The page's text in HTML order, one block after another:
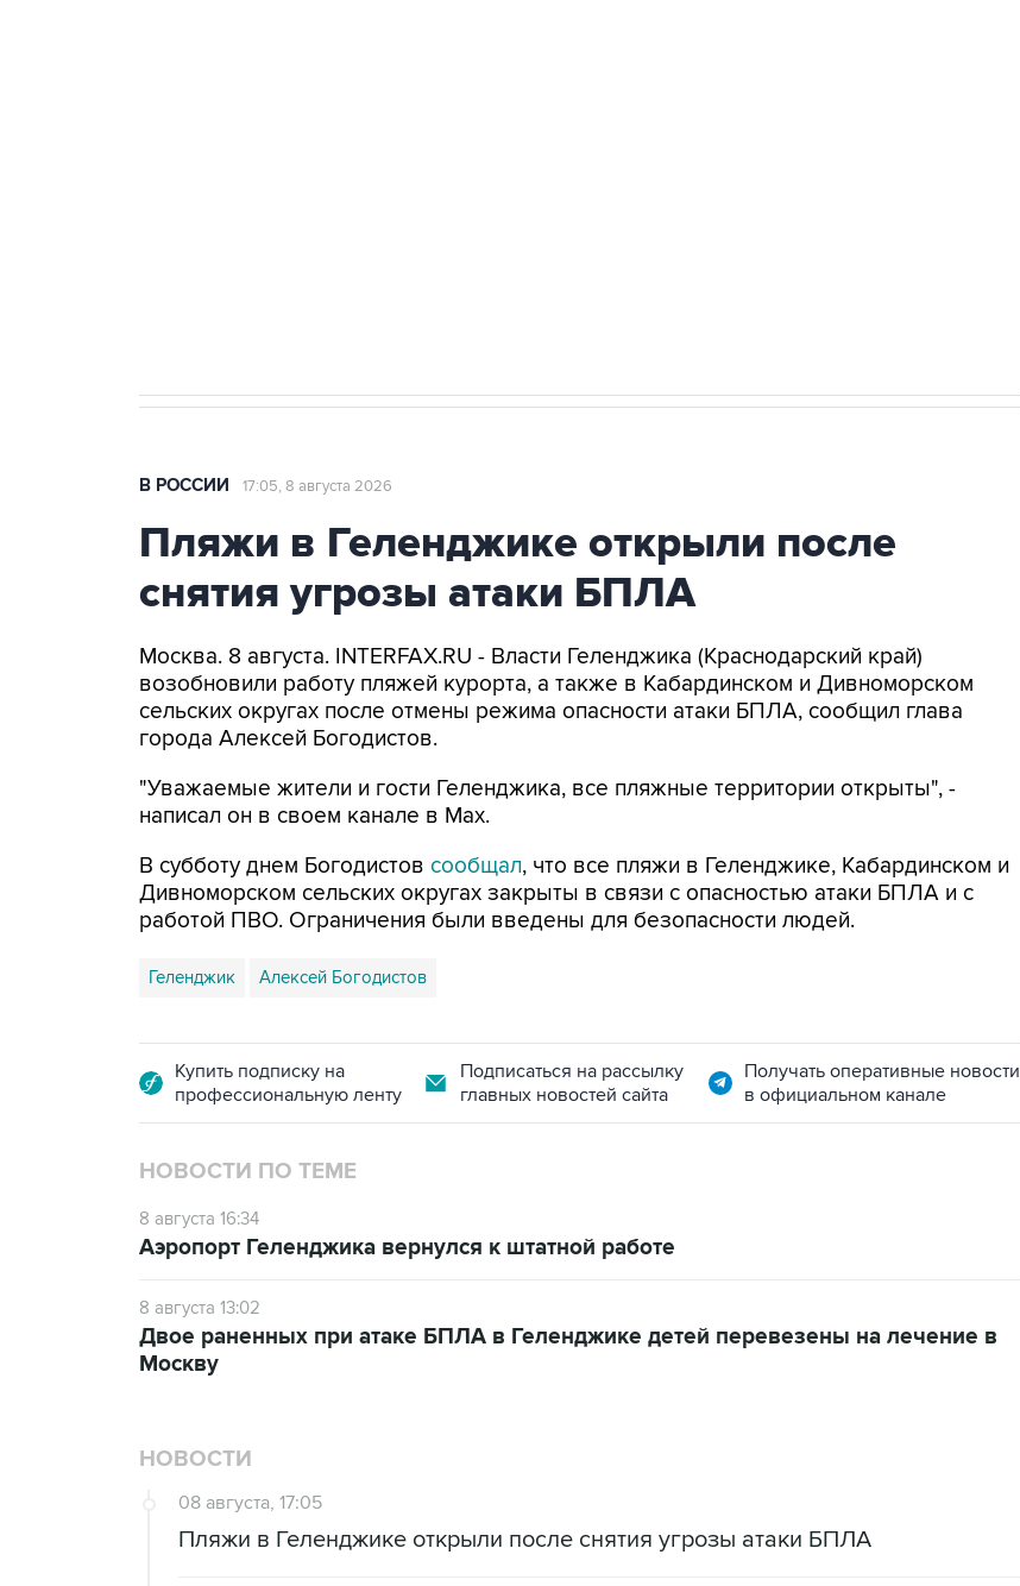
В РОССИИ 17:05, 8 августа 2026
Пляжи в Геленджике открыли после
снятия угрозы атаки БПЛА
Москва. 8 августа. INTERFAX.RU - Власти Геленджика (Краснодарский край)
возобновили работу пляжей курорта, а также в Кабардинском и Дивноморском
сельских округах после отмены режима опасности атаки БПЛА, сообщил глава
города Алексей Богодистов.
"Уважаемые жители и гости Геленджика, все пляжные территории открыты", -
написал он в своем канале в Max.
В субботу днем Богодистов сообщал, что все пляжи в Геленджике, Кабардинском и
Дивноморском сельских округах закрыты в связи с опасностью атаки БПЛА и с
работой ПВО. Ограничения были введены для безопасности людей.
Геленджик Алексей Богодистов
Купить подписку на
профессиональную ленту
Подписаться на рассылку
главных новостей сайта
Получать оперативные новости
в официальном канале
НОВОСТИ ПО ТЕМЕ
8 августа 16:34
Аэропорт Геленджика вернулся к штатной работе
8 августа 13:02
Двое раненных при атаке БПЛА в Геленджике детей перевезены на лечение в
Москву
НОВОСТИ
08 августа, 17:05
Пляжи в Геленджике открыли после снятия угрозы атаки БПЛА